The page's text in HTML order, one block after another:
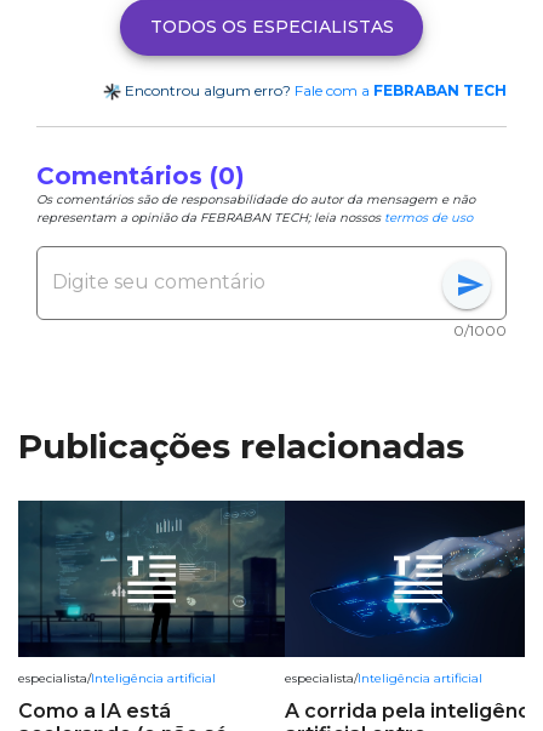
TODOS OS ESPECIALISTAS
Encontrou algum erro? Fale com a FEBRABAN TECH
Comentários (0)
Os comentários são de responsabilidade do autor da mensagem e não
representam a opinião da FEBRABAN TECH; leia nossos termos de uso
send
0/1000
Publicações relacionadas
especialista/Inteligência artificial
Como a IA está
especialista/Inteligência artificial
A corrida pela